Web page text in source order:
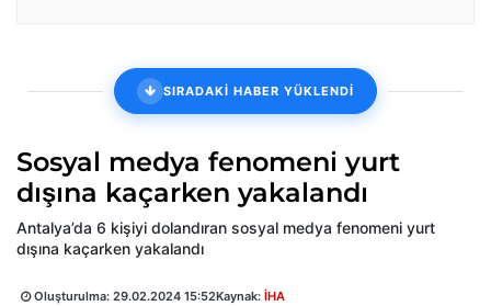
SIRADAKİ HABER YÜKLENDİ
Sosyal medya fenomeni yurt
dışına kaçarken yakalandı
Antalya’da 6 kişiyi dolandıran sosyal medya fenomeni yurt
dışına kaçarken yakalandı
Oluşturulma: 29.02.2024 15:52Kaynak: İHA